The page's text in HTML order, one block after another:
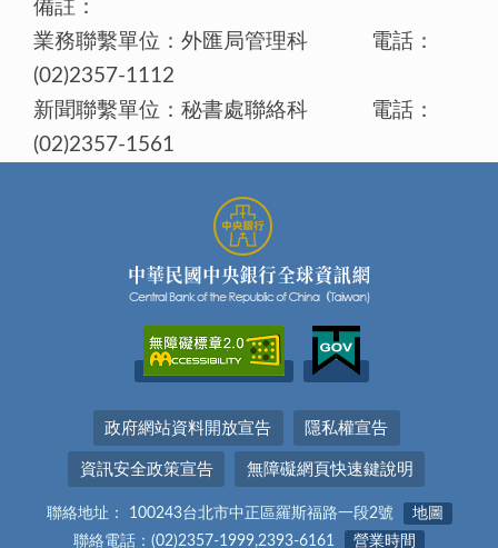
備註：
業務聯繫單位：外匯局管理科 電話：
(02)2357-1112
新聞聯繫單位：秘書處聯絡科 電話：
(02)2357-1561
政府網站資料開放宣告 隱私權宣告
資訊安全政策宣告 無障礙網頁快速鍵說明
聯絡地址： 100243台北市中正區羅斯福路一段2號
地圖
聯絡電話：(02)2357-1999,2393-6161
營業時間